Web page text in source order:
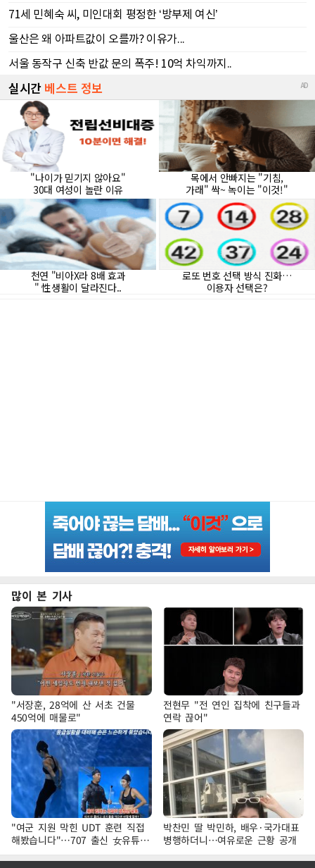
많이 본 기사
"서장훈, 28억에 산 서초 건물
450억에 매물로"
전현무 "전 연인 집착에 친구들과
연락 끊어"
"여군 지원 막힌 UDT 훈련 직접
해봤습니다"…707 출신 女유튜버
'완벽 소화'
박찬민 딸 박민하, 배우·국가대표
병행하더니…여유로운 근황 공개